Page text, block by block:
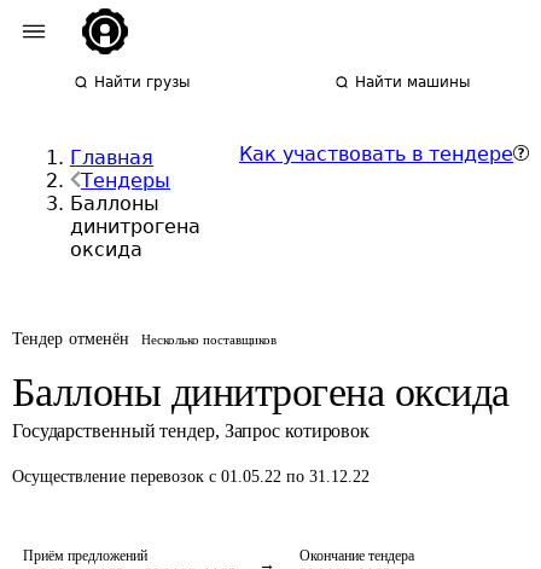
Найти грузы Найти машины
Главная
Тендеры
Баллоны
динитрогена
оксида
Как участвовать в тендере
Тендер отменён Несколько поставщиков
Баллоны динитрогена оксида
Государственный тендер, Запрос котировок
Осуществление перевозок с 01.05.22 по 31.12.22
Приём предложений
Окончание тендера